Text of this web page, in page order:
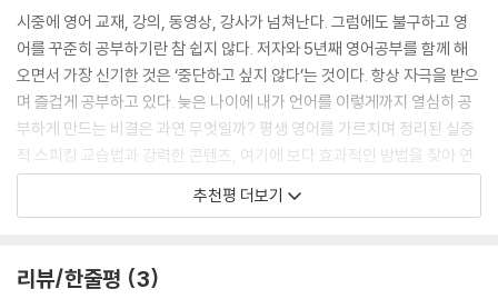
말하라! 이제 당신은 네이티브처럼 말하게 된다!
직장인을 위한 3분 영어 말하기 OUTPUT
INPUT에서 배운 에피소드를 엮어 3분 동안 영어로 말하는 훈련을 합니
다. 처음에는 1분씩 나눠 말하는 훈련을 하다가 적응이 되면 연결해서 말해
봅니다.
3분 말하기
STEP 1 말할 내용 정리하기: 말할 내용을 읽으면서 머릿속으로 먼저 정리
합니다.
니다.
시중에 영어 교재, 강의, 동영상, 강사가 넘쳐난다. 그럼에도 불구하고 영
어를 꾸준히 공부하기란 참 쉽지 않다. 저자와 5년째 영어공부를 함께 해
오면서 가장 신기한 것은 ‘중단하고 싶지 않다’는 것이다. 항상 자극을 받으
며 즐겁게 공부하고 있다. 늦은 나이에 내가 언어를 이렇게까지 열심히 공
부하게 만드는 비결은 과연 무엇일까? 평생 영어를 가르치며 정리된 실증
적 스피킹 교습법과 강력한 콘텐츠, 여기에 보다 효과적인 방법을 찾아 연
구하는 저자의 열정이 더해졌기 때문일 것이다. 영어에도 노벨상이 있다면
김태윤샘과 그의 끊임없는 연구와 열정의 결정체인 스피킹 매트릭스에 주
추천평 더보기
리뷰/한줄평 3